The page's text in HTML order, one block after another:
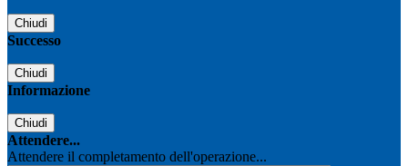
Chiudi
Successo
Chiudi
Informazione
Chiudi
Attendere...
Attendere il completamento dell'operazione...